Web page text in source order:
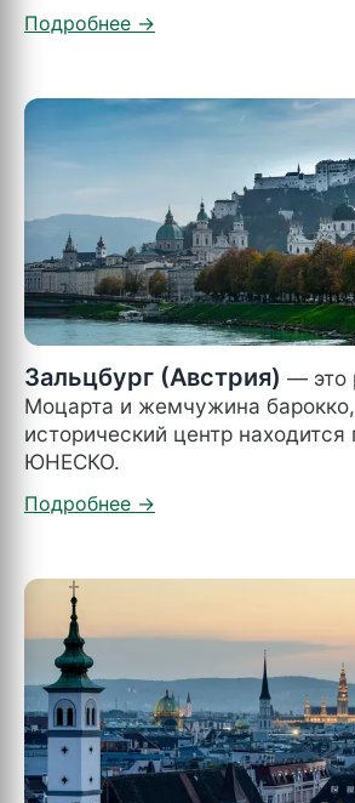
Зальцбург (Австрия) — это
Моцарта и жемчужина
исторический центр находится
ЮНЕСКО.